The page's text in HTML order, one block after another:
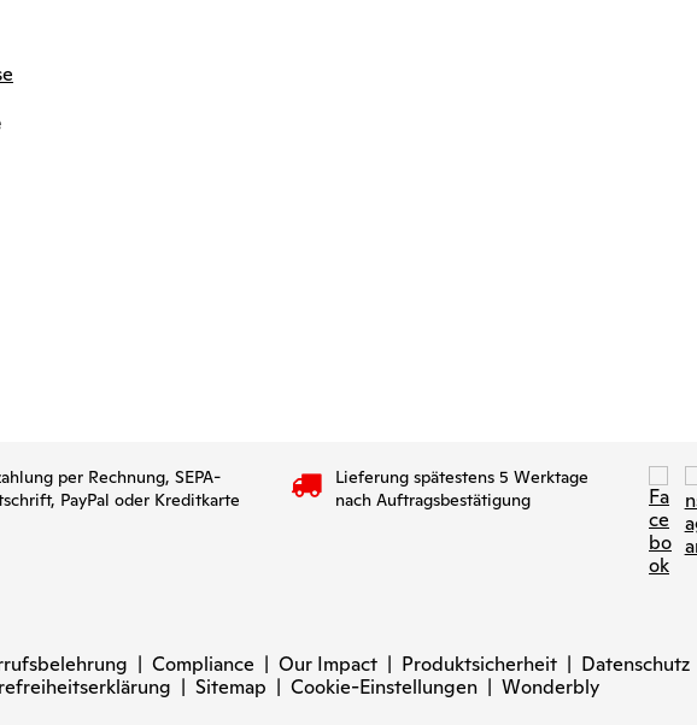
per Rechnung, SEPA-
PayPal oder Kreditkarte
Lieferung spätestens 5 Werktage
nach Auftragsbestätigung
| Compliance | Our Impact | Produktsicherheit | Datenschutz
| Sitemap | Cookie-Einstellungen | Wonderbly